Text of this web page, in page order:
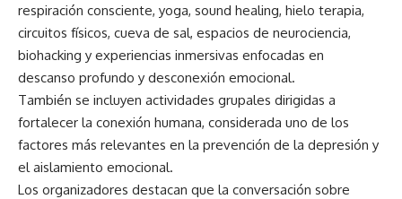
respiración consciente, yoga, sound healing, hielo terapia,
circuitos físicos, cueva de sal, espacios de neurociencia,
biohacking y experiencias inmersivas enfocadas en
descanso profundo y desconexión emocional.
También se incluyen actividades grupales dirigidas a
fortalecer la conexión humana, considerada uno de los
factores más relevantes en la prevención de la depresión y
el aislamiento emocional.
Los organizadores destacan que la conversación sobre